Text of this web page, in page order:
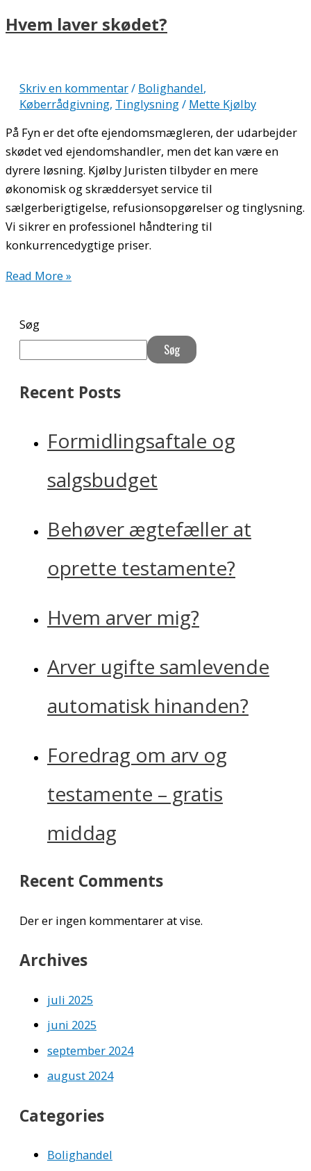
Hvem laver skødet?
Skriv en kommentar/ Bolighandel,
Køberrådgivning, Tinglysning/ Mette Kjølby
På Fyn er det ofte ejendomsmægleren, der udarbejder
skødet ved ejendomshandler, men det kan være en
dyrere løsning. Kjølby Juristen tilbyder en mere
økonomisk og skræddersyet service til
sælgerberigtigelse, refusionsopgørelser og tinglysning.
Vi sikrer en professionel håndtering til
konkurrencedygtige priser.
Read More »
Søg
Søg
Recent Posts
Formidlingsaftale og
salgsbudget
Behøver ægtefæller at
oprette testamente?
Hvem arver mig?
Arver ugifte samlevende
automatisk hinanden?
Foredrag om arv og
testamente – gratis
middag
Recent Comments
Der er ingen kommentarer at vise.
Archives
juli 2025
juni 2025
september 2024
august 2024
Categories
Bolighandel